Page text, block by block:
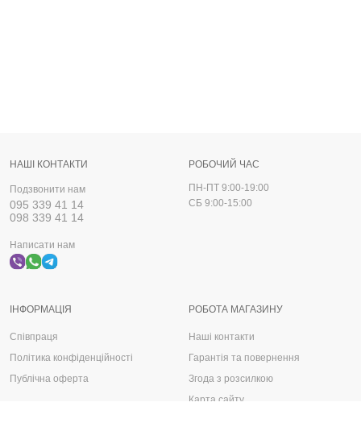
НАШІ КОНТАКТИ
Подзвонити нам
095 339 41 14
098 339 41 14
Написати нам
РОБОТА МАГАЗИНУ
Наші контакти
Гарантія та повернення
Згода з розсилкою
Карта сайту
ІНФОРМАЦІЯ
Співпраця
Політика конфіденційності
Публічна оферта
РОБОЧИЙ ЧАС
ПН-ПТ 9:00-19:00
СБ 9:00-15:00